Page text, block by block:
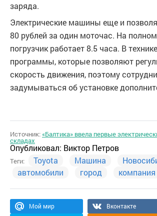
заряда.
Электрические машины еще и
80 рублей за один моточас. На
погрузчик работает 8.5 часа. В
программы, которые позволяют
скорость движения, поэтому
задумываться об установке
Источник:«Балтика» ввела первые
складах
Опубликовал: Виктор Петров
Теги: Toyota Машина
автомобили
город компания
Мой мир
Вконтакте